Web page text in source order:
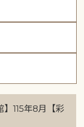
】115年8月【彩